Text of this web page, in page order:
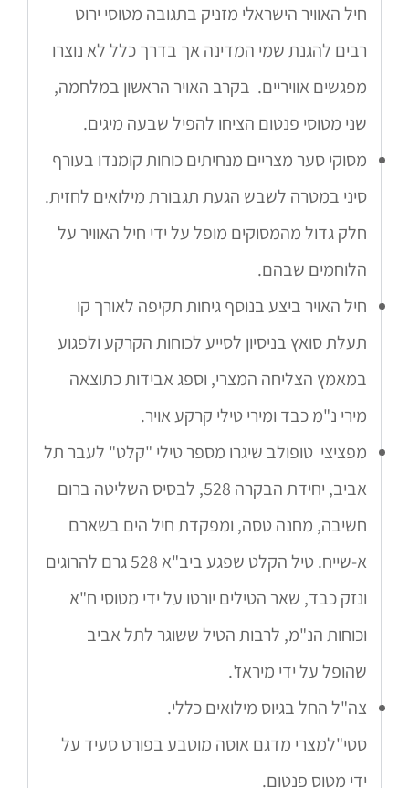
חיל האוויר הישראלי מזניק בתגובה מטוסי ירוט
רבים להגנת שמי המדינה אך בדרך כלל לא נוצרו
מפגשים אוויריים. בקרב האויר הראשון במלחמה,
שני מטוסי פנטום הציחו להפיל שבעה מיגים.
מסוקי סער מצריים מנחיתים כוחות קומנדו בעורף
סיני במטרה לשבש הגעת תגבורת מילואים לחזית.
חלק גדול מהמסוקים מופל על ידי חיל האוויר על
הלוחמים שבהם.
חיל האויר ביצע בנוסף גיחות תקיפה לאורך קו
תעלת סואץ בניסיון לסייע לכוחות הקרקע ולפגוע
במאמץ הצליחה המצרי, וספג אבידות כתוצאה
מירי נ"מ כבד ומירי טילי קרקע אויר.
מפציצי טופולב שיגרו מספר טילי "קלט" לעבר תל
אביב, יחידת הבקרה 528, לבסיס השליטה ברום
חשיבה, מחנה טסה, ומפקדת חיל הים בשארם
א-שייח. טיל הקלט שפגע ביב"א 528 גרם להרוגים
ונזק כבד, שאר הטילים יורטו על ידי מטוסי ח"א
וכוחות הנ"מ, לרבות הטיל ששוגר לתל אביב
שהופל על ידי מיראז'.
צה"ל החל בגיוס מילואים כללי.
סטי"למצרי מדגם אוסה מוטבע בפורט סעיד על
ידי מטוס פנטום.